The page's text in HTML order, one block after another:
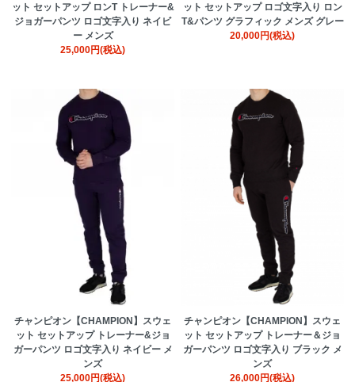
ット セットアップ ロンT トレーナー&
ジョガーパンツ ロゴ文字入り ネイビ
ー メンズ
25,000円(税込)
ット セットアップ ロゴ文字入り ロン
T&パンツ グラフィック メンズ グレー
20,000円(税込)
チャンピオン【CHAMPION】スウェ
ット セットアップ トレーナー&ジョ
ガーパンツ ロゴ文字入り ネイビー メ
ンズ
25,000円(税込)
チャンピオン【CHAMPION】スウェ
ット セットアップ トレーナー＆ジョ
ガーパンツ ロゴ文字入り ブラック メ
ンズ
26,000円(税込)